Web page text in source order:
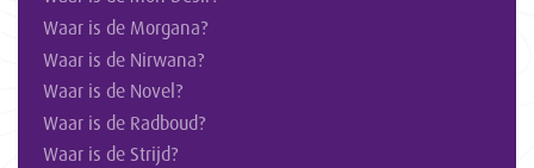
Waar is de Morgana?
Waar is de Nirwana?
Waar is de Novel?
Waar is de Radboud?
Waar is de Strijd?